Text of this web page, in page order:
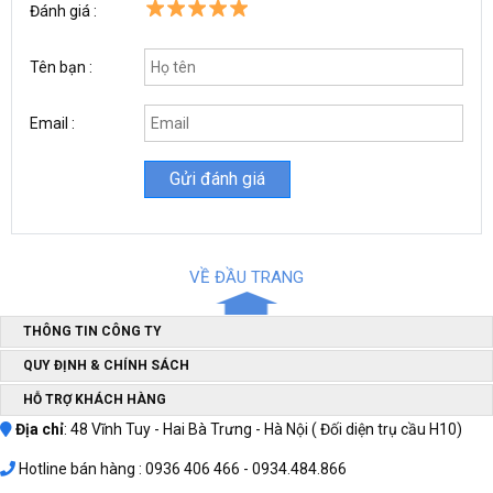
Cùng với đó,máy nén khí không dầu Lucky H1550L
lấp đầy bình hơi nhanh chóng, độ ồn thấp nên rất phù hợp với môi
trường làm việc cần sự yên tĩnh. Đây cũng chính là lý do mà dòng
máy này luôn được các bác sĩ nha khoa lựa chọn để sử dụng tại
các phòng khám. Bên cạnh đó, máy nén không dầu Lucky H1550L
có mức giá thành khá rẻ nên người dùng có thể nhanh chóng thu
Đánh giá :
Tên bạn :
Email :
VỀ ĐẦU TRANG
THÔNG TIN CÔNG TY
QUY ĐỊNH & CHÍNH SÁCH
HỖ TRỢ KHÁCH HÀNG
Địa chỉ: 48 Vĩnh Tuy - Hai Bà Trưng - Hà Nội ( Đối diện trụ cầu H10)
Hotline bán hàng : 0936 406 466 - 0934.484.866